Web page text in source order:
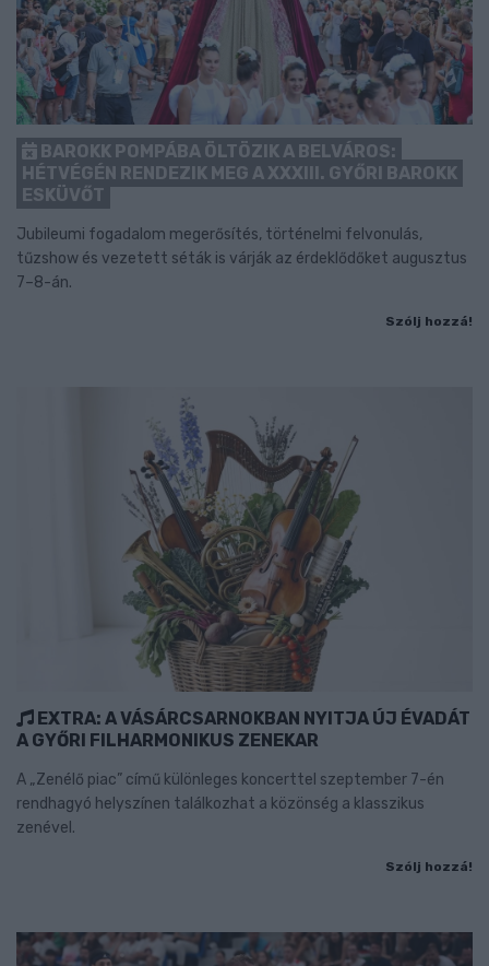
BAROKK POMPÁBA ÖLTÖZIK A BELVÁROS:
HÉTVÉGÉN RENDEZIK MEG A XXXIII. GYŐRI BAROKK
ESKÜVŐT
Jubileumi fogadalom megerősítés, történelmi felvonulás,
tűzshow és vezetett séták is várják az érdeklődőket augusztus
7–8-án.
Szólj hozzá!
EXTRA: A VÁSÁRCSARNOKBAN NYITJA ÚJ ÉVADÁT
A GYŐRI FILHARMONIKUS ZENEKAR
A „Zenélő piac” című különleges koncerttel szeptember 7-én
rendhagyó helyszínen találkozhat a közönség a klasszikus
zenével.
Szólj hozzá!